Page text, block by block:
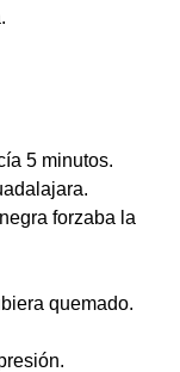
5 minutos.
forzaba la
quemado.